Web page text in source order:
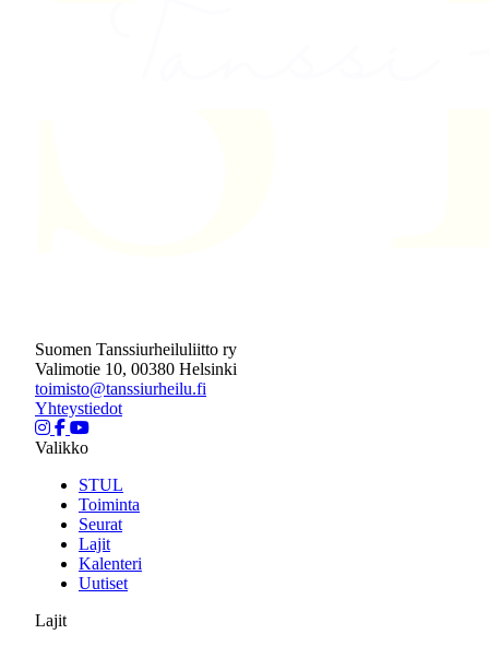
Suomen Tanssiurheiluliitto ry
Valimotie 10, 00380 Helsinki
toimisto@tanssiurheilu.fi
Yhteystiedot
Valikko
STUL
Toiminta
Seurat
Lajit
Kalenteri
Uutiset
Lajit